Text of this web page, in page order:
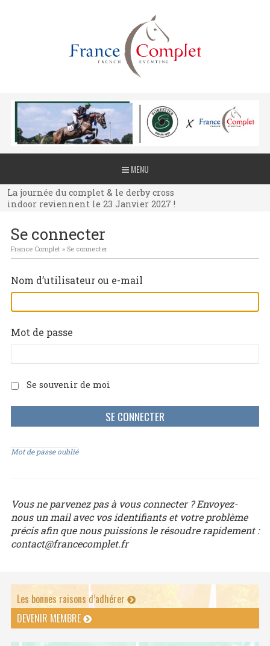
MENU
La journée du complet & le derby cross
indoor reviennent le 23 Janvier 2027 !
La journée du complet & le derby cross
indoor reviennent le 23 Janvier 2027 !
indoor reviennent le 23 Janvier 2027 !
Se connecter
France Complet» Se connecter
Nom d’utilisateur ou e-mail
Mot de passe
Se souvenir de moi
Mot de passe oublié
Vous ne parvenez pas à vous connecter ? Envoyez-
nous un mail avec vos identifiants et votre problème
précis afin que nous puissions le résoudre rapidement :
contact@francecomplet.fr
Les bonnes raisons d’adhérer
DEVENIR MEMBRE